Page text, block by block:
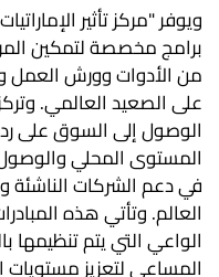
ويوفر "مركز تأثير
برامج مخصصة لتمكين
من الأدوات وورش العمل
على الصعيد العالمي.
الوصول إلى السوق على ردم
المستوى المحلي
في دعم الشركات الناشئة
العالم. وتأتي هذه
الواعي التي يتم تنظيمها
المساعي لتعزيز مستويات